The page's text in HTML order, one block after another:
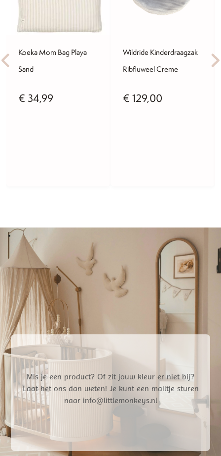
Koeka Mom Bag Playa
Sand
€ 34,99
Wildride Kinderdraagzak
Ribfluweel Creme
€ 129,00
Mis je een product? Of zit jouw kleur er niet bij?
Laat het ons dan weten! Je kunt een mailtje sturen
naar info@littlemonkeys.nl
Gratis verzending vanaf €50,- NL